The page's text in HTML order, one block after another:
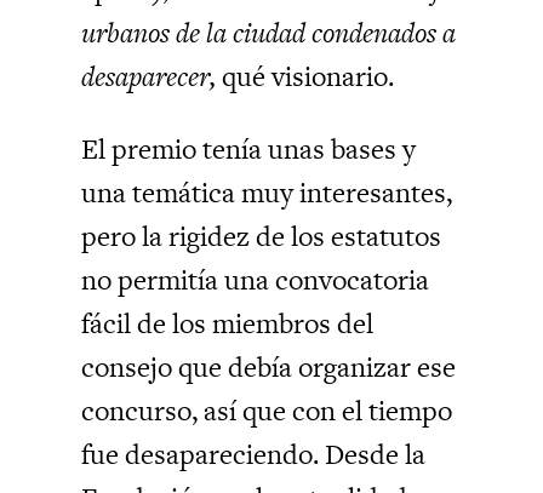
urbanos de la ciudad condenados a
desaparecer,qué visionario.
El premio tenía unas bases y
una temática muy interesantes,
pero la rigidez de los estatutos
no permitía una convocatoria
fácil de los miembros del
consejo que debía organizar ese
concurso, así que con el tiempo
fue desapareciendo. Desde la